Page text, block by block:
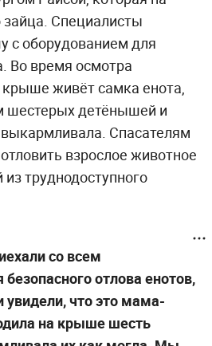
зайца. Специалисты
с оборудованием для
Во время осмотра
крыше живёт самка енота,
шестерых детёнышей и
Спасателям
взрослое животное
труднодоступного
со всем
отлова енотов,
что это мама-
на крыше шесть